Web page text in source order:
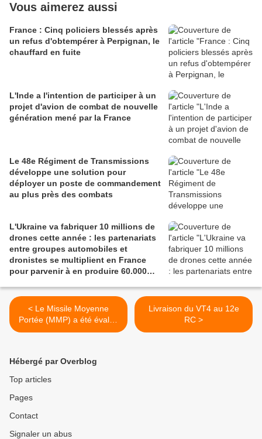
Vous aimerez aussi
France : Cinq policiers blessés après
un refus d'obtempérer à Perpignan, le
chauffard en fuite
L'Inde a l'intention de participer à un
projet d'avion de combat de nouvelle
génération mené par la France
Le 48e Régiment de Transmissions
développe une solution pour
déployer un poste de commandement
au plus près des combats
L'Ukraine va fabriquer 10 millions de
drones cette année : les partenariats
entre groupes automobiles et
dronistes se multiplient en France
pour parvenir à en produire 60.000
< Le Missile Moyenne
Portée (MMP) a été évalué
pour les opérations des
Livraison du VT4 au 12e
RC >
Hébergé par Overblog
Top articles
Pages
Contact
Signaler un abus